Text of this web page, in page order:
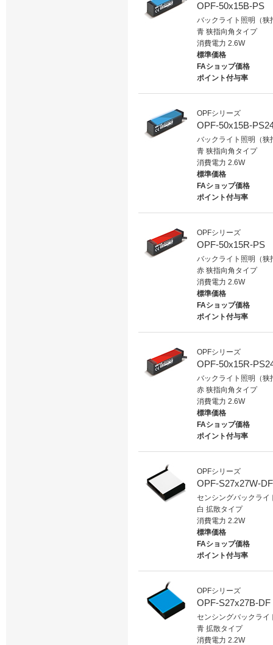
OPF-50x15B-PS
バックライト照明（
青 狭指向角タイプ
消費電力 2.6W
標準価格
FAショップ価格
ポイント付与率
OPFシリーズ
OPF-50x15B-
バックライト照明（
青 狭指向角タイプ
消費電力 2.6W
標準価格
FAショップ価格
ポイント付与率
OPFシリーズ
OPF-50x15R-PS
バックライト照明（
赤 狭指向角タイプ
消費電力 2.6W
標準価格
FAショップ価格
ポイント付与率
OPFシリーズ
OPF-50x15R-
バックライト照明（
赤 狭指向角タイプ
消費電力 2.6W
標準価格
FAショップ価格
ポイント付与率
OPFシリーズ
OPF-S27x27W-DF
センシングバックライ
白 拡散タイプ
消費電力 2.2W
標準価格
FAショップ価格
ポイント付与率
OPFシリーズ
OPF-S27x27B-DF
センシングバックライ
青 拡散タイプ
消費電力 2.2W